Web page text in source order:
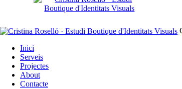
Inici
Serveis
Projectes
About
Contacte